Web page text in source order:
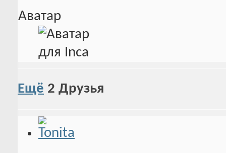
Аватар
Ещё 2 Друзья